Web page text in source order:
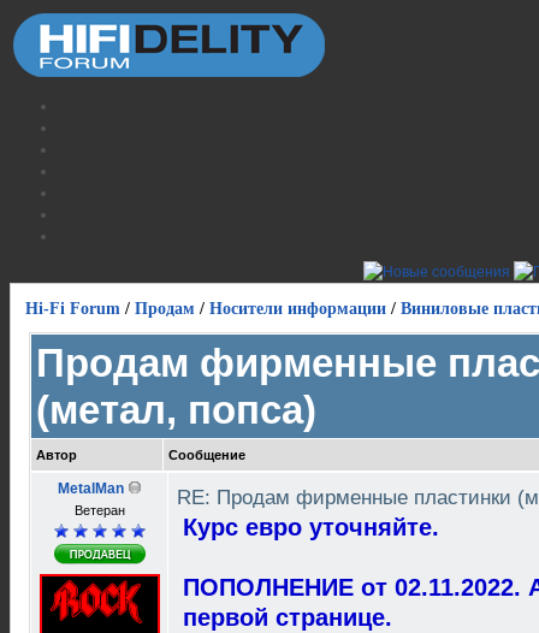
Hi-Fi Forum / Продам / Носители информации / Виниловые
Продам фирменные
(метал, попса)
Автор Сообщение
MetalMan
Ветеран
RE: Продам фирменные пластинки
Курс евро уточняйте.
ПОПОЛНЕНИЕ от 02.11.2022.
первой странице.